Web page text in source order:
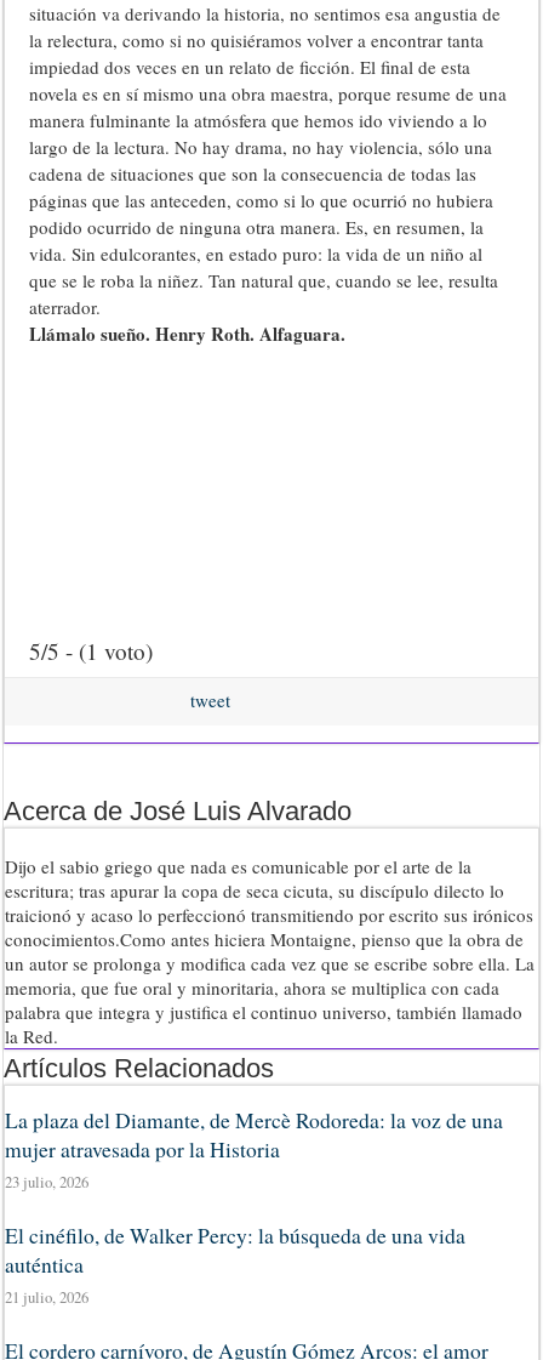
situación va derivando la historia, no sentimos esa angustia de
la relectura, como si no quisiéramos volver a encontrar tanta
impiedad dos veces en un relato de ficción. El final de esta
novela es en sí mismo una obra maestra, porque resume de una
manera fulminante la atmósfera que hemos ido viviendo a lo
largo de la lectura. No hay drama, no hay violencia, sólo una
cadena de situaciones que son la consecuencia de todas las
páginas que las anteceden, como si lo que ocurrió no hubiera
podido ocurrido de ninguna otra manera. Es, en resumen, la
vida. Sin edulcorantes, en estado puro: la vida de un niño al
que se le roba la niñez. Tan natural que, cuando se lee, resulta
aterrador.
Llámalo sueño. Henry Roth. Alfaguara.
5/5 - (1 voto)
tweet
Acerca de José Luis Alvarado
Dijo el sabio griego que nada es comunicable por el arte de la
escritura; tras apurar la copa de seca cicuta, su discípulo dilecto lo
traicionó y acaso lo perfeccionó transmitiendo por escrito sus irónicos
conocimientos.Como antes hiciera Montaigne, pienso que la obra de
un autor se prolonga y modifica cada vez que se escribe sobre ella. La
memoria, que fue oral y minoritaria, ahora se multiplica con cada
palabra que integra y justifica el continuo universo, también llamado
la Red.
Artículos Relacionados
La plaza del Diamante, de Mercè Rodoreda: la voz de una
mujer atravesada por la Historia
23 julio, 2026
El cinéfilo, de Walker Percy: la búsqueda de una vida
auténtica
21 julio, 2026
El cordero carnívoro, de Agustín Gómez Arcos: el amor